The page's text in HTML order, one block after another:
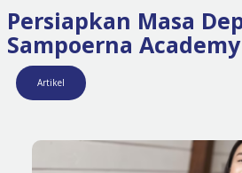
Persiapkan Masa
Sampoerna
Artikel